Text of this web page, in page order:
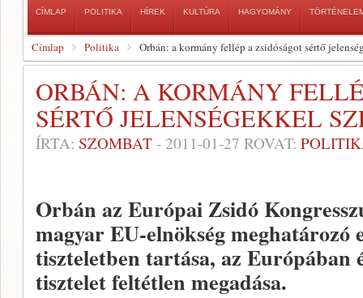
CÍMLAP POLITIKA HÍREK KULTÚRA HAGYOMÁNY
Címlap Politika Orbán: a kormány fellép a zsidóságot sértő
ORBÁN: A KORMÁNY
SÉRTŐ JELENSÉGEKKEL
ÍRTA: SZOMBAT - 2011-01-27 ROVAT:
Orbán az Európai Zsidó
magyar EU-elnökség meghatározó
tiszteletben tartása, az Európában
tisztelet feltétlen megadása.